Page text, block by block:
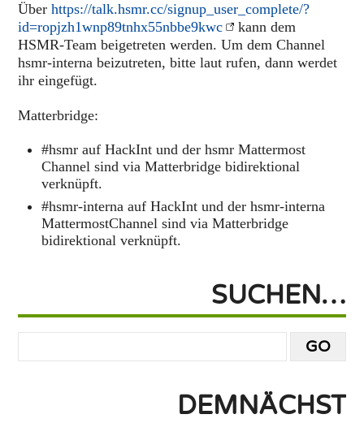
Überhttps://talk.hsmr.cc/signup_user_complete/?
id=ropjzh1wnp89tnhx55nbbe9kwc
kann dem
HSMR-Team beigetreten werden. Um dem Channel
hsmr-interna beizutreten, bitte laut rufen, dann werdet
ihr eingefügt.
Matterbridge:
#hsmr auf HackInt und der hsmr Mattermost
Channel sind via Matterbridge bidirektional
verknüpft.
#hsmr-interna auf HackInt und der hsmr-interna
MattermostChannel sind via Matterbridge
bidirektional verknüpft.
SUCHEN…
DEMNÄCHST